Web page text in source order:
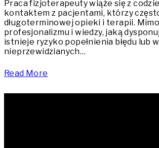
Praca fizjoterapeuty wiąże się z
kontaktem z pacjentami, którzy
długoterminowej opieki i terapii. Mimo
profesjonalizmu i wiedzy, jaką
istnieje ryzyko popełnienia błędu lub
nieprzewidzianych…
Read More